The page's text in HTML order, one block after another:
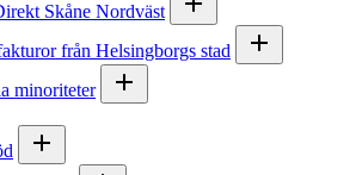
Skåne Nordväst
från Helsingborgs stad
minoriteter